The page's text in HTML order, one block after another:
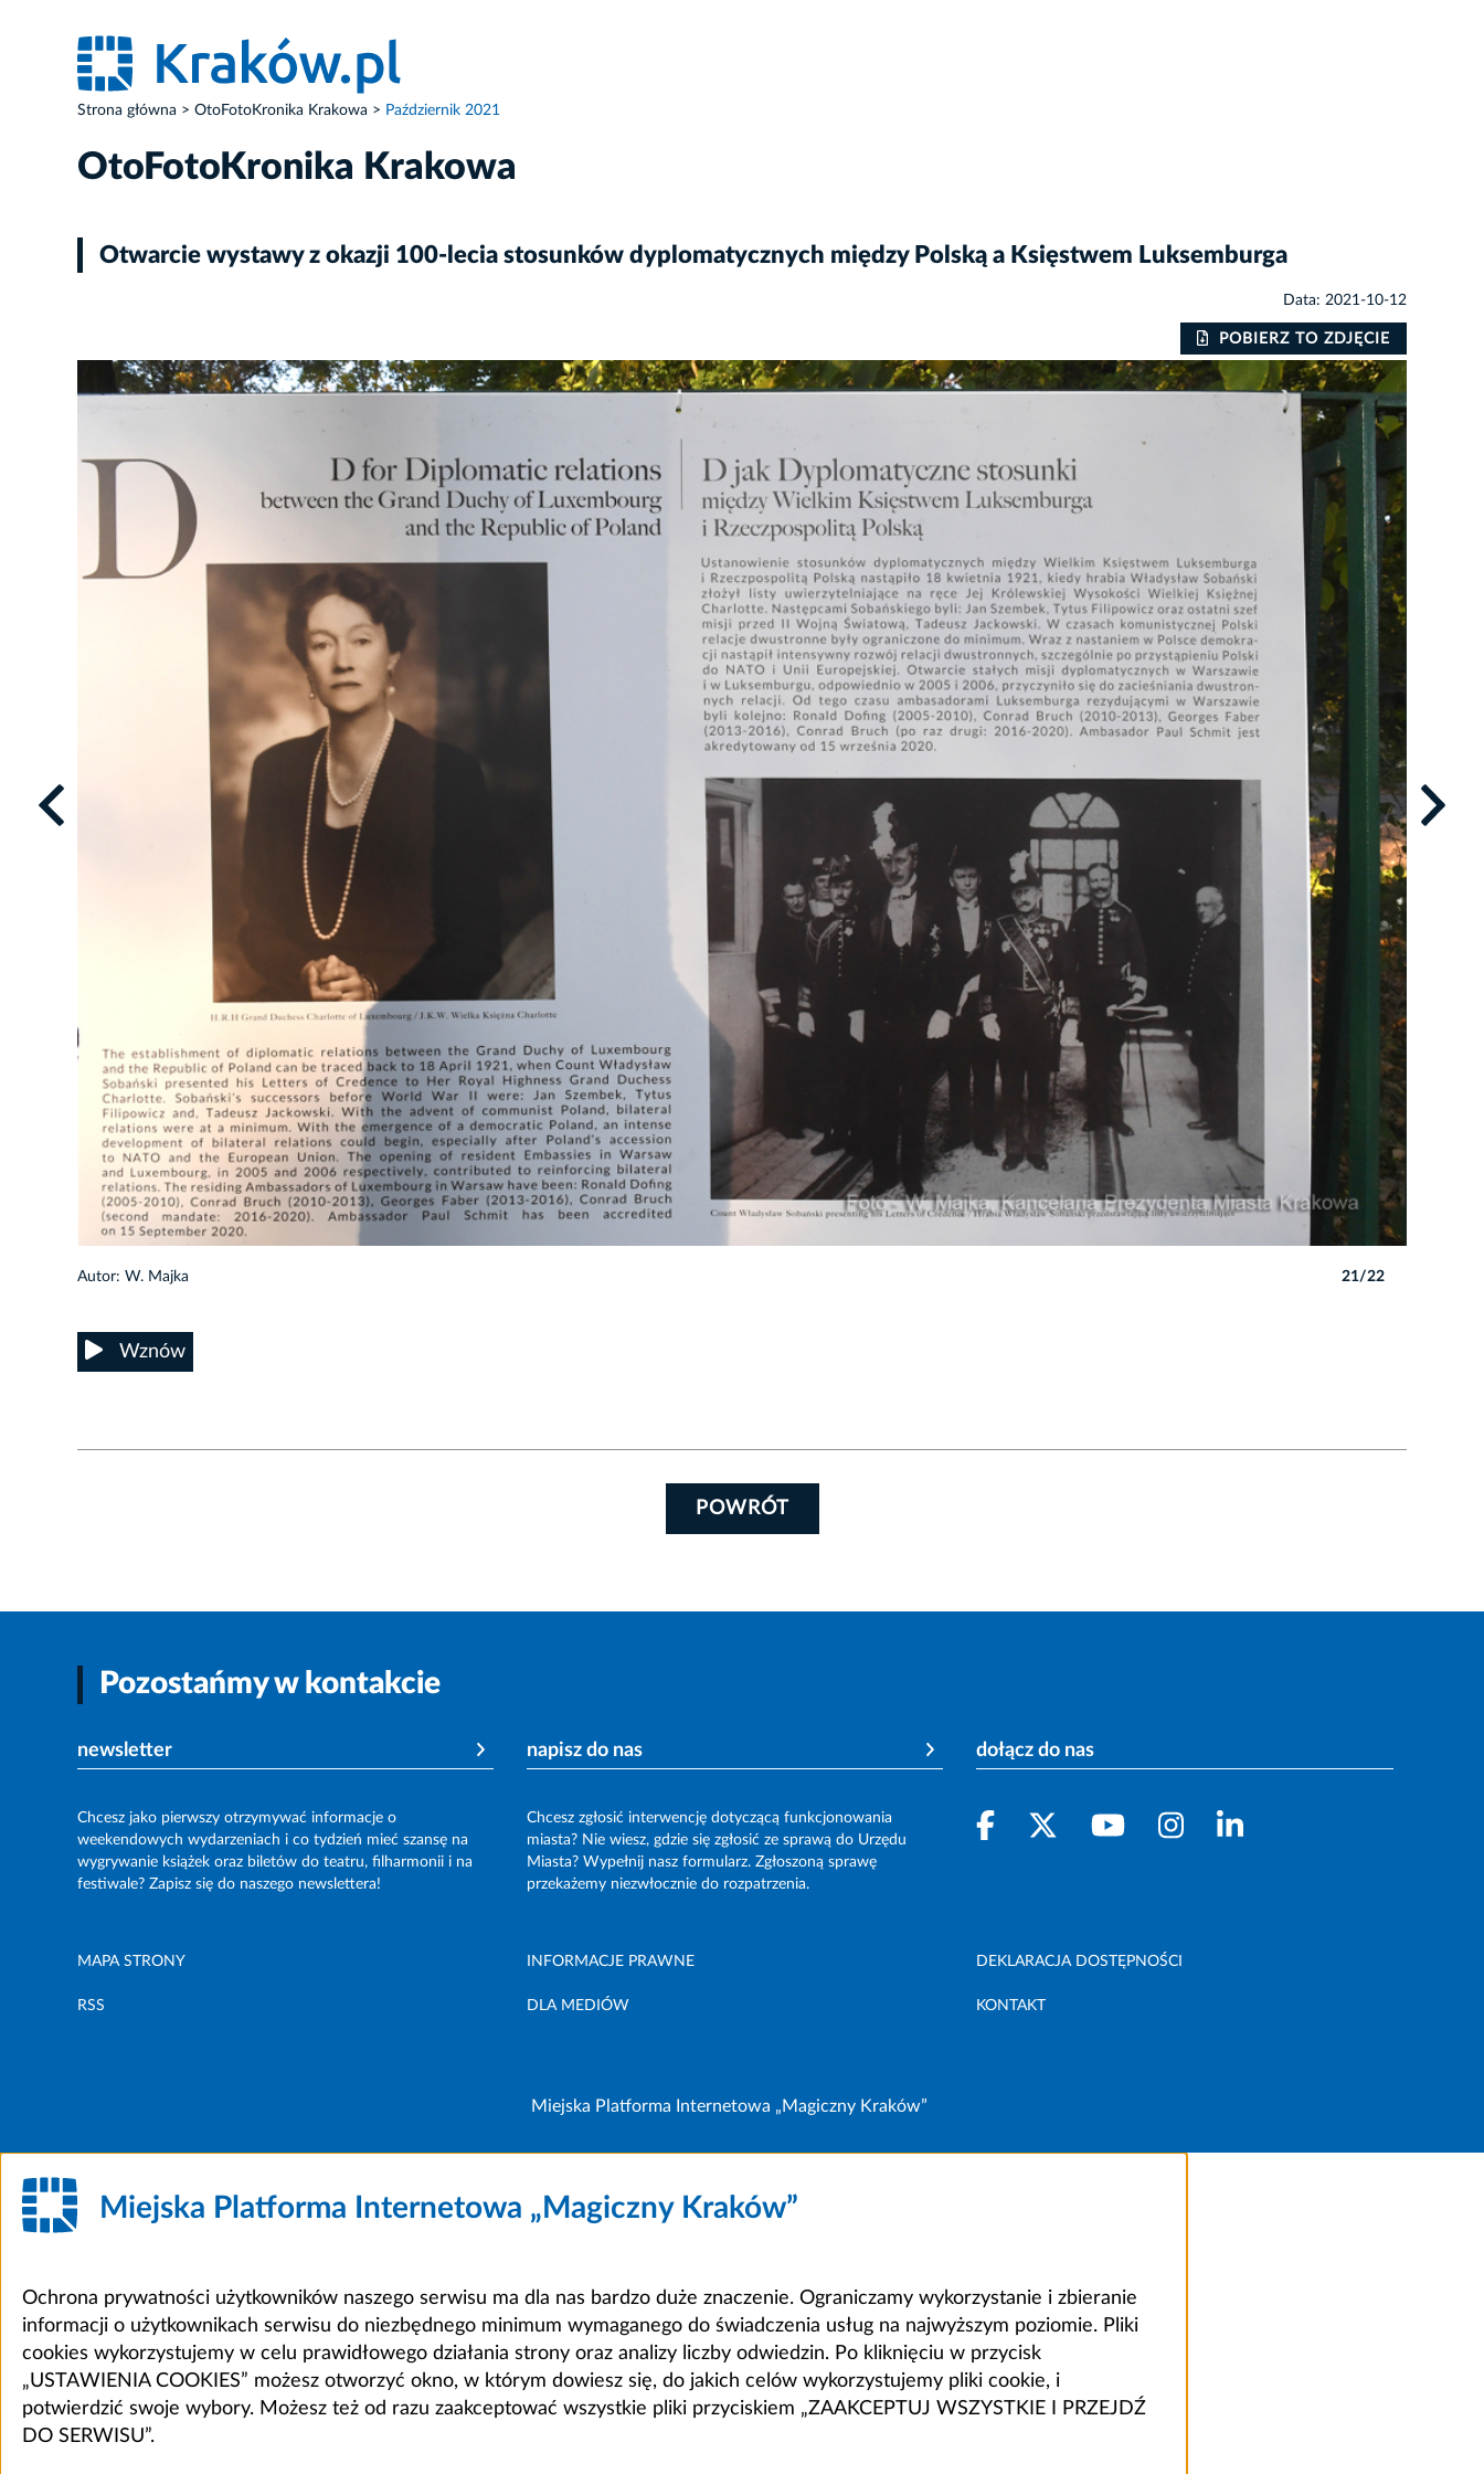
Strona główna OtoFotoKronika Krakowa Październik 2021
OtoFotoKronika Krakowa
Otwarcie wystawy z okazji 100-lecia stosunków dyplomatycznych między Polską a Księstwem Luksemburga
Data: 2021-10-12
POBIERZ TO ZDJĘCIE
Autor: W. Majka 21/22
Wznów
POWRÓT
Pozostańmy w kontakcie
newsletter
Chcesz jako pierwszy otrzymywać informacje o
weekendowych wydarzeniach i co tydzień mieć szansę na
wygrywanie książek oraz biletów do teatru, filharmonii i na
festiwale? Zapisz się do naszego newslettera!
napisz do nas
Chcesz zgłosić interwencję dotyczącą funkcjonowania
miasta? Nie wiesz, gdzie się zgłosić ze sprawą do Urzędu
Miasta? Wypełnij nasz formularz. Zgłoszoną sprawę
przekażemy niezwłocznie do rozpatrzenia.
dołącz do nas
MAPA STRONY INFORMACJE PRAWNE DEKLARACJA DOSTĘPNOŚCI
RSS DLA MEDIÓW KONTAKT
Miejska Platforma Internetowa „Magiczny Kraków”
Miejska Platforma Internetowa „Magiczny Kraków”
Ochrona prywatności użytkowników naszego serwisu ma dla nas bardzo duże znaczenie. Ograniczamy wykorzystanie i zbieranie
informacji o użytkownikach serwisu do niezbędnego minimum wymaganego do świadczenia usług na najwyższym poziomie. Pliki
cookies wykorzystujemy w celu prawidłowego działania strony oraz analizy liczby odwiedzin. Po kliknięciu w przycisk
„USTAWIENIA COOKIES” możesz otworzyć okno, w którym dowiesz się, do jakich celów wykorzystujemy pliki cookie, i
potwierdzić swoje wybory. Możesz też od razu zaakceptować wszystkie pliki przyciskiem „ZAAKCEPTUJ WSZYSTKIE I PRZEJDŹ
DO SERWISU”.